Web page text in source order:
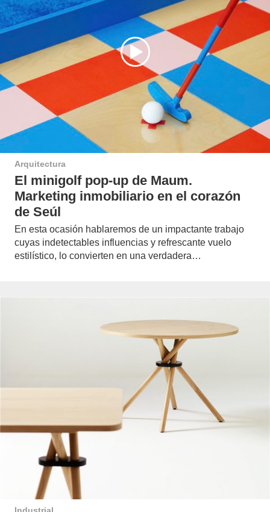
Arquitectura
El minigolf pop-up de Maum.
Marketing inmobiliario en el corazón
de Seúl
En esta ocasión hablaremos de un impactante trabajo
cuyas indetectables influencias y refrescante vuelo
estilístico, lo convierten en una verdadera…